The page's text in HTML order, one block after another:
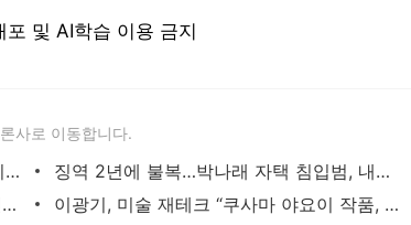
및 AI학습 이용 금지
사로 이동합니다.
한지일, 고 이순재 추모 “후배 사랑 아끼지 않던 큰형님” - 스타투데이
징역 2년에 불복…박나래 자택 침입범, 내년 1월 항소심 - 스타투데이
‘하이킥 사위’ 정보석, 故 이순재 추모...“인생의 참스승” - 스타투데이
이광기, 미술 재테크 “쿠사마 야요이 작품, 100배 올랐다” - 스타투데이